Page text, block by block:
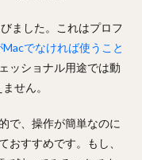
ました。これはプロフ
Macでなければ使うこと
ッショナル用途では動
せん。
で、操作が簡単なのに
おすすめです。
もし、